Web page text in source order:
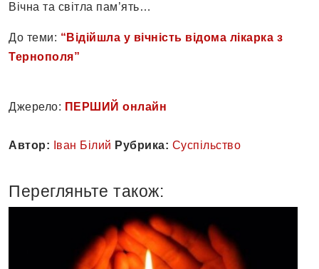
Вічна та світла пам’ять…
До теми: “Відійшла у вічність відома лікарка з
Тернополя”
Джерело: ПЕРШИЙ онлайн
Автор: Іван Білий Рубрика: Суспільство
Перегляньте також: